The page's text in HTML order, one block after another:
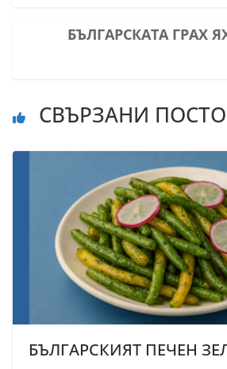
БЪЛГАРСКАТА ГРАХ
СВЪРЗАНИ
БЪЛГАРСКИЯТ ПЕЧЕН